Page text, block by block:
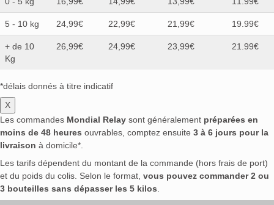
5 - 10 kg 24,99€ 22,99€ 21,99€ 19.99€
+ de 10
Kg
26,99€ 24,99€ 23,99€ 21.99€
*délais donnés à titre indicatif
X
Les commandes Mondial Relay sont généralement préparées en
moins de 48 heures ouvrables, comptez ensuite 3 à 6 jours pour la
livraison à domicile*.
Les tarifs dépendent du montant de la commande (hors frais de port)
et du poids du colis. Selon le format, vous pouvez commander 2 ou
3 bouteilles sans dépasser les 5 kilos